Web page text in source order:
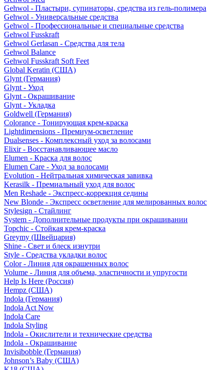
Gehwol - Пластыри, супинаторы, средства из гель-полимера
Gehwol - Универсальные средства
Gehwol - Профессиональные и специальные средства
Gehwol Fusskraft
Gehwol Gerlasan - Средства для тела
Gehwol Balance
Gehwol Fusskraft Soft Feet
Global Keratin (США)
Glynt (Германия)
Glynt - Уход
Glynt - Окрашивание
Glynt - Укладка
Goldwell (Германия)
Colorance - Тонирующая крем-краска
Lightdimensions - Премиум-осветление
Dualsenses - Комплексный уход за волосами
Elixir - Восстанавливающее масло
Elumen - Краска для волос
Elumen Care - Уход за волосами
Evolution - Нейтральная химическая завивка
Kerasilk - Премиальный уход для волос
Men Reshade - Экспресс-коррекция седины
New Blonde - Экспресс осветление для мелированных волос
Stylesign - Стайлинг
System - Дополнительные продукты при окрашивании
Topchic - Стойкая крем-краска
Greymy (Швейцария)
Shine - Свет и блеск изнутри
Style - Средства укладки волос
Color - Линия для окрашенных волос
Volume - Линия для объема, эластичности и упругости
Help Is Here (Россия)
Hempz (США)
Indola (Германия)
Indola Act Now
Indola Care
Indola Styling
Indola - Окислители и технические средства
Indola - Окрашивание
Invisibobble (Германия)
Johnson’s Baby (США)